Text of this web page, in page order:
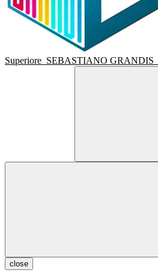
Superiore SEBASTIANO GRANDIS
close